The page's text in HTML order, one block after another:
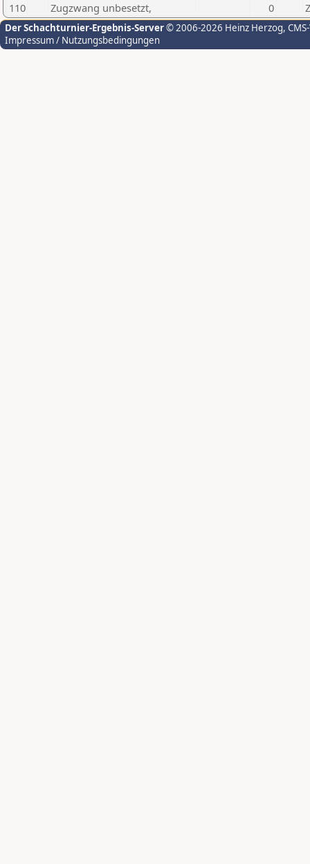
110 Zugzwang unbesetzt, 0
Der Schachturnier-Ergebnis-Server© 2006-2026 Heinz Herzog,
Impressum / Nutzungsbedingungen